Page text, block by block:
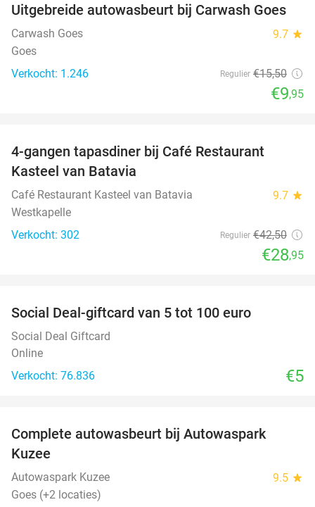
36%
Uitgebreide autowasbeurt bij Carwash Goes
Carwash Goes 9.7 star
Goes
Verkocht: 1.246
Regulier €15,50
€9,95
4-gangen tapasdiner bij Café Restaurant
Kasteel van Batavia
Café Restaurant Kasteel van Batavia 9.7 star
Westkapelle
Verkocht: 302
Regulier €42,50
€28,95
Social Deal-giftcard van 5 tot 100 euro
Social Deal Giftcard
Online
Verkocht: 76.836
€5
Complete autowasbeurt bij Autowaspark
Kuzee
Autowaspark Kuzee 9.5 star
Goes (+2 locaties)